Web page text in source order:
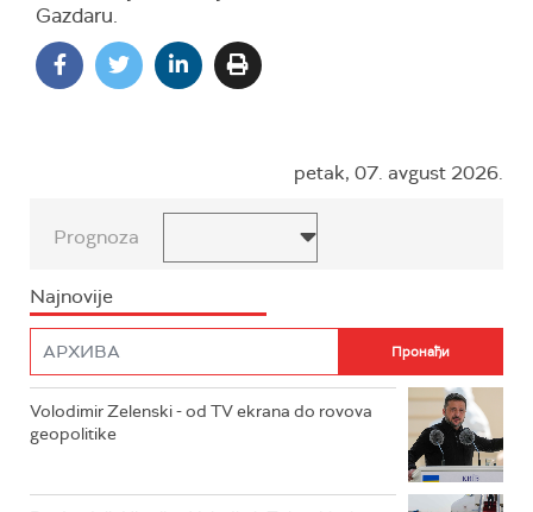
Gazdaru.
petak, 07. avgust 2026.
Prognoza
Najnovije
Volodimir Zelenski - od TV ekrana do rovova
geopolitike